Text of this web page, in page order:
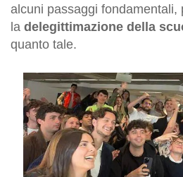
alcuni passaggi fondamentali,
la delegittimazione della
quanto tale.